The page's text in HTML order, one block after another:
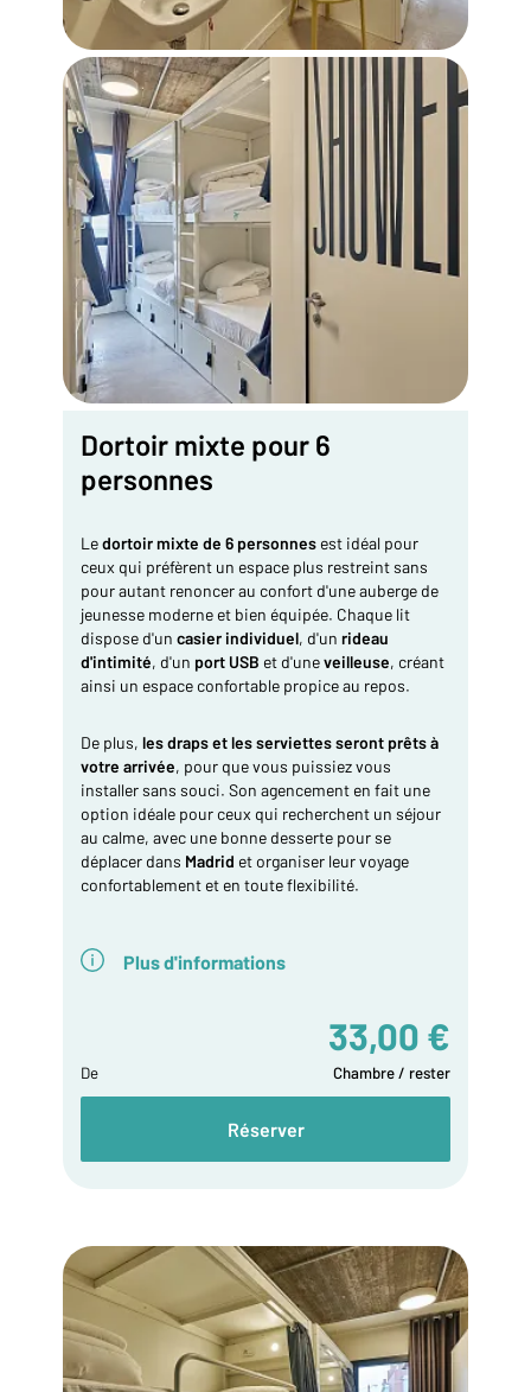
Dortoir mixte pour 6
personnes
Ledortoir mixte de 6 personnes est idéal pour
ceux qui préfèrent un espace plus restreint sans
pour autant renoncer au confort d'une auberge de
jeunesse moderne et bien équipée. Chaque lit
dispose d'un casier individuel, d'un rideau
d'intimité, d'un port USB et d'uneveilleuse, créant
ainsi un espace confortable propice au repos.
De plus, les drapsetles serviettes seront prêts à
votre arrivée, pour que vous puissiez vous
installer sans souci. Son agencement en fait une
option idéale pour ceux qui recherchent un séjour
au calme, avec une bonne desserte pour se
déplacer dans Madrid et organiser leur voyage
confortablement et en toute flexibilité.
Plus d'informations
De
33,00 €
Chambre / rester
Réserver